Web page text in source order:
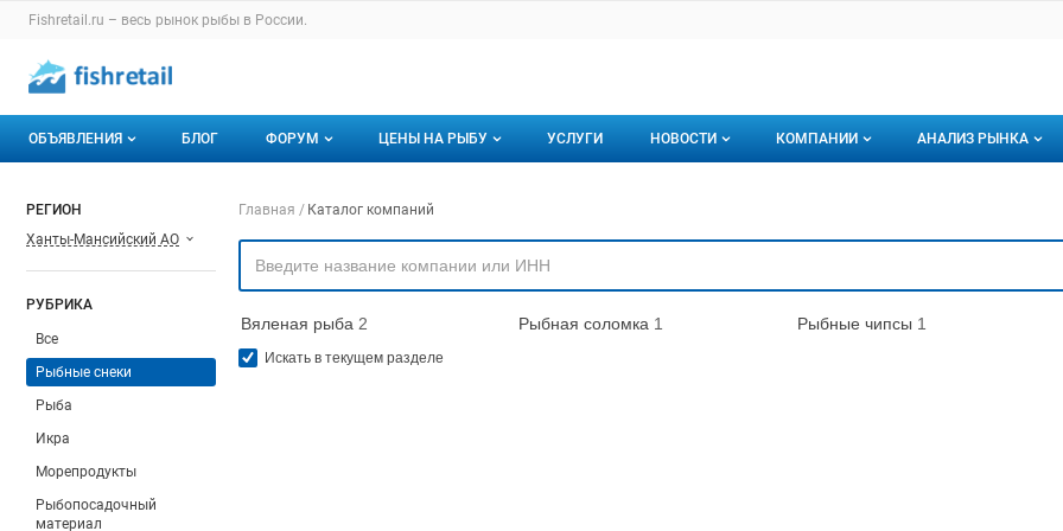
Раздел навигации по сайту fishretail.ru
Fishretail.ru – весь рынок рыбы в России.
Авторизация и меню пользователя
Навигация по разделам сайта fishretail.ru
ОБЪЯВЛЕНИЯ
Горячее предложение
БЛОГ ФОРУМ
Избранные
С моим участием
ЦЕНЫ НА РЫБУ
Актуальные мониторинги
Динамика цен
УСЛУГИ НОВОСТИ КОМПАНИИ
О каталоге компаний
Премиум размещение
АНАЛИЗ РЫНКА
Подписаться на
РЕГИОН
Ханты-Мансийский АО
РУБРИКА
Все
Рыбные снеки
Рыба
Икра
Морепродукты
Рыбопосадочный
материал
Навигация по компаниям
Главная Каталог компаний
Вяленая рыба 2 Рыбная соломка 1 Рыбные чипсы 1
Искать в текущем разделе